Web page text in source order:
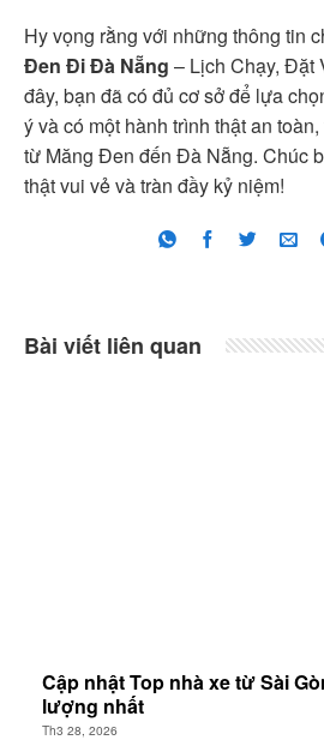
Hy vọng rằng với những thông tin
Đen Đi Đà Nẵng – Lịch Chạy, Đặt
đây, bạn đã có đủ cơ sở để lựa
ý và có một hành trình thật an
từ Măng Đen đến Đà Nẵng. Chúc
thật vui vẻ và tràn đầy kỷ niệm!
Bài viết liên quan
Cập nhật Top nhà xe từ Sài
lượng nhất
Th3 28, 2026